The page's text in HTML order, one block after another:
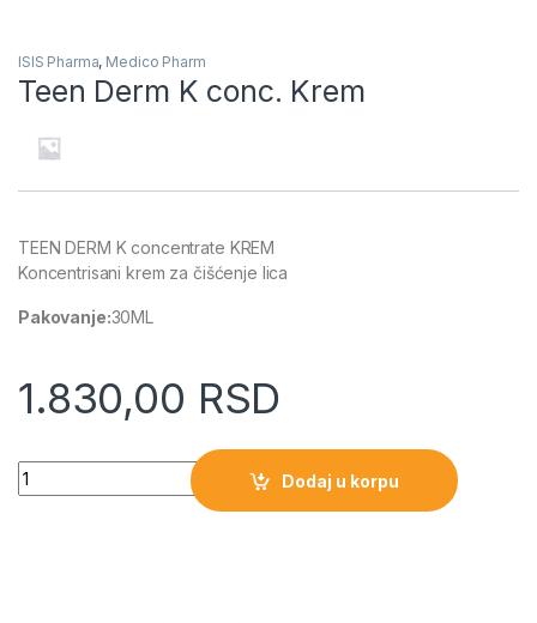
ISIS Pharma, Medico Pharm
Teen Derm K conc. Krem
TEEN DERM K concentrate KREM
Koncentrisani krem za čišćenje lica
Pakovanje:30ML
1.830,00 RSD
Quantity
Dodaj u korpu